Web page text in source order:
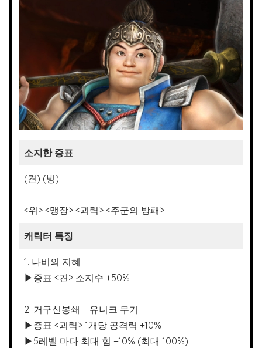
소지한 증표
(견) (빙)
<위> <맹장> <괴력> <주군의 방패>
캐릭터 특징
1. 나비의 지혜
▶증표 <견> 소지수 +50%
2. 거구신봉쇄 – 유니크 무기
▶증표 <괴력> 1개당 공격력 +10%
▶5레벨 마다 최대 힘 +10% (최대 100%)